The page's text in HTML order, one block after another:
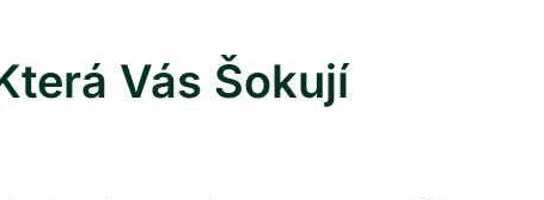
Vás Šokují